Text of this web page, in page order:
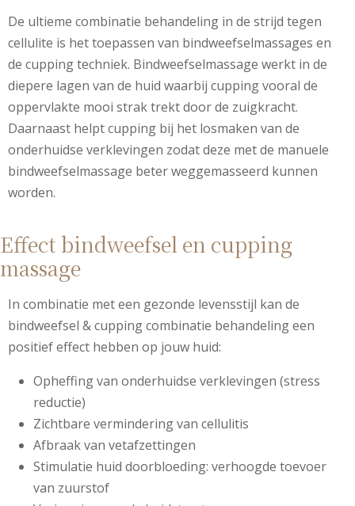
De ultieme combinatie behandeling in de strijd tegen
cellulite is het toepassen van bindweefselmassages en
de cupping techniek. Bindweefselmassage werkt in de
diepere lagen van de huid waarbij cupping vooral de
oppervlakte mooi strak trekt door de zuigkracht.
Daarnaast helpt cupping bij het losmaken van de
onderhuidse verklevingen zodat deze met de manuele
bindweefselmassage beter weggemasseerd kunnen
worden.
Effect bindweefsel en cupping
massage
In combinatie met een gezonde levensstijl kan de
bindweefsel & cupping combinatie behandeling een
positief effect hebben op jouw huid:
Opheffing van onderhuidse verklevingen (stress
reductie)
Zichtbare vermindering van cellulitis
Afbraak van vetafzettingen
Stimulatie huid doorbloeding: verhoogde toevoer
van zuurstof